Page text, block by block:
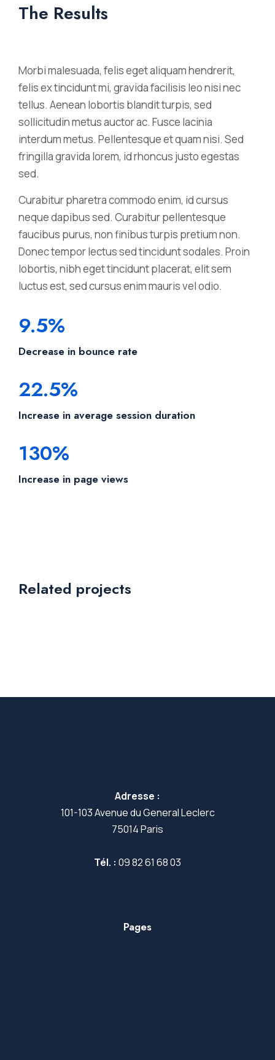
The Results
Morbi malesuada, felis eget aliquam hendrerit,
felis ex tincidunt mi, gravida facilisis leo nisi nec
tellus. Aenean lobortis blandit turpis, sed
sollicitudin metus auctor ac. Fusce lacinia
interdum metus. Pellentesque et quam nisi. Sed
fringilla gravida lorem, id rhoncus justo egestas
sed.
Curabitur pharetra commodo enim, id cursus
neque dapibus sed. Curabitur pellentesque
faucibus purus, non finibus turpis pretium non.
Donec tempor lectus sed tincidunt sodales. Proin
lobortis, nibh eget tincidunt placerat, elit sem
luctus est, sed cursus enim mauris vel odio.
9.5%
Decrease in bounce rate
22.5%
Increase in average session duration
130%
Increase in page views
Related projects
Adresse :
101-103 Avenue du General Leclerc
75014 Paris
Tél. : 09 82 61 68 03
Pages